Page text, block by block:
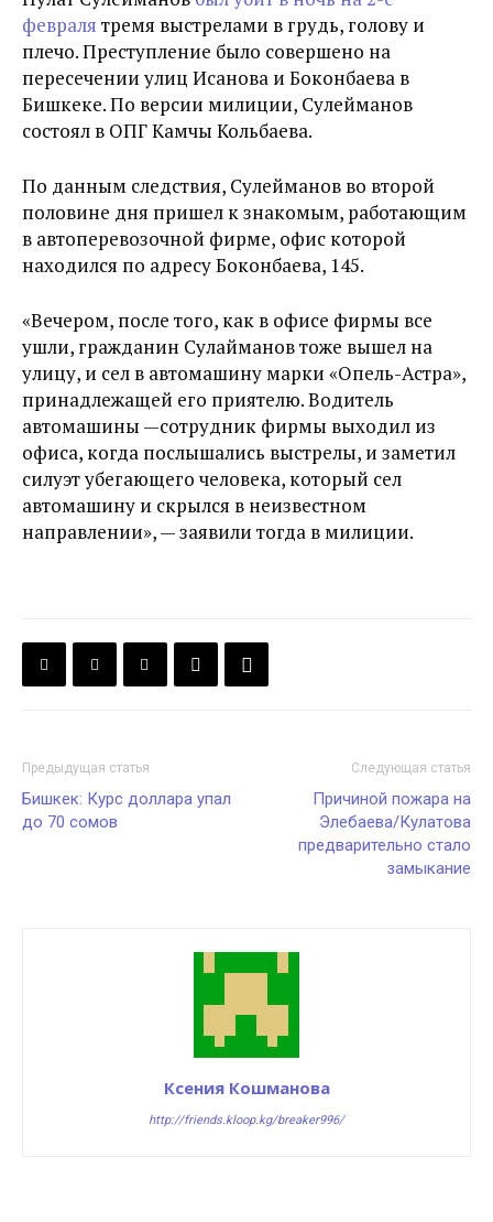
февраля тремя выстрелами в грудь, голову и
плечо. Преступление было совершено на
пересечении улиц Исанова и Боконбаева в
Бишкеке. По версии милиции, Сулейманов
состоял в ОПГ Камчы Кольбаева.
По данным следствия, Сулейманов во второй
половине дня пришел к знакомым, работающим
в автоперевозочной фирме, офис которой
находился по адресу Боконбаева, 145.
«Вечером, после того, как в офисе фирмы все
ушли, гражданин Сулайманов тоже вышел на
улицу, и сел в автомашину марки «Опель-Астра»,
принадлежащей его приятелю. Водитель
автомашины —сотрудник фирмы выходил из
офиса, когда послышались выстрелы, и заметил
силуэт убегающего человека, который сел
автомашину и скрылся в неизвестном
направлении», — заявили тогда в милиции.
Предыдущая статья
Бишкек: Курс доллара упал
до 70 сомов
Следующая статья
Причиной пожара на
Элебаева/Кулатова
предварительно стало
замыкание
Ксения Кошманова
http://friends.kloop.kg/breaker996/